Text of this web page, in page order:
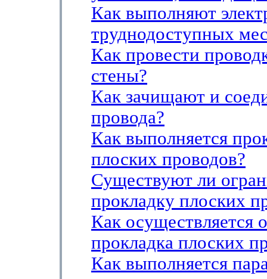
Как выполняют
труднодоступных
Как провести
стены?
Как зачищают и
провода?
Как выполняется
плоских проводов?
Существуют ли
прокладку плоских
Как осуществляется
прокладка плоских
Как выполняется